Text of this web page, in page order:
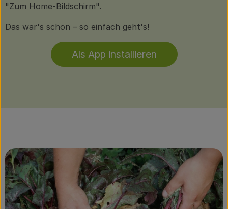
"Zum Home-Bildschirm".
Das war's schon – so einfach geht's!
Als App installieren